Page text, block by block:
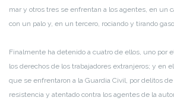
mar y otros tres se enfrentan a los agentes, en un
con un palo y, en un tercero, rociando y tirando
Finalmente ha detenido a cuatro de ellos, uno por
los derechos de los trabajadores extranjeros; y en
que se enfrentaron a la Guardia Civil, por delitos
resistencia y atentado contra los agentes de la